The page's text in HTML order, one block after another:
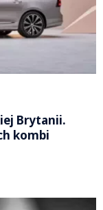
Brytanii.
kombi